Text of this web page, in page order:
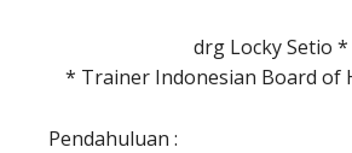
drg Locky Setio *
* Trainer Indonesian Board of
Pendahuluan :